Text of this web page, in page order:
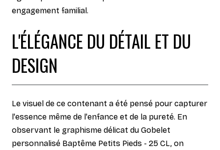
engagement familial.
L'ÉLÉGANCE DU DÉTAIL ET DU
DESIGN
Le visuel de ce contenant a été pensé pour capturer
l'essence même de l'enfance et de la pureté. En
observant le graphisme délicat du Gobelet
personnalisé Baptême Petits Pieds - 25 CL, on